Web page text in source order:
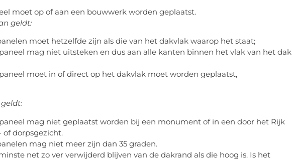
moet op of aan een bouwwerk worden geplaatst.
geldt:
moet hetzelfde zijn als die van het dakvlak waarop het staat;
mag niet uitsteken en dus aan alle kanten binnen het vlak van het dak
moet in of direct op het dakvlak moet worden geplaatst,
mag niet geplaatst worden bij een monument of in een door het Rijk
of dorpsgezicht.
mag niet meer zijn dan 35 graden.
net zo ver verwijderd blijven van de dakrand als die hoog is. Is het